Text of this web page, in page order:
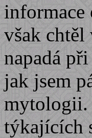
informace
však chtěl
napadá
jak jsem
mytologii.
týkajících